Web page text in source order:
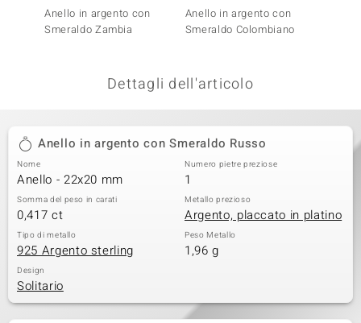
Classics
Anello in argento con
Smeraldo Zambia
Anello in argento con
Smeraldo Colombiano
Dettagli dell'articolo
Anello in argento con Smeraldo Russo
Nome
Anello - 22x20 mm
Numero pietre preziose
1
Somma del peso in carati
0,417 ct
Metallo prezioso
Argento, placcato in platino
Tipo di metallo
925 Argento sterling
Peso Metallo
1,96 g
Design
Solitario